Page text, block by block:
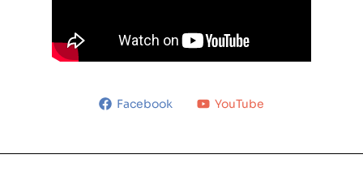
Facebook YouTube